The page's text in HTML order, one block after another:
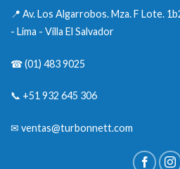
📍 Av. Los Algarrobos. Mza. F Lote.
- Lima - Villa El Salvador
☎(01) 483 9025
📞 +51 932 645 306
✉ ventas@turbonnett.com